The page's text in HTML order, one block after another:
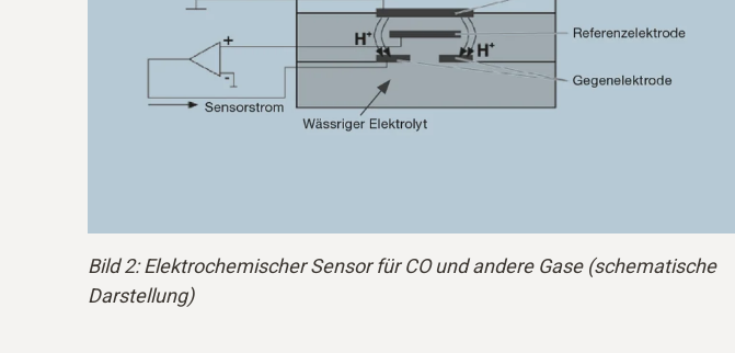
Bild 2: Elektrochemischer Sensor für CO und andere Gase (schematische
Darstellung)